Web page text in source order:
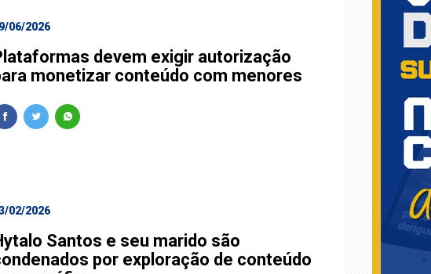
06/2026
devem exigir autorização
monetizar conteúdo com menores
02/2026
Santos e seu marido são
por exploração de conteúdo